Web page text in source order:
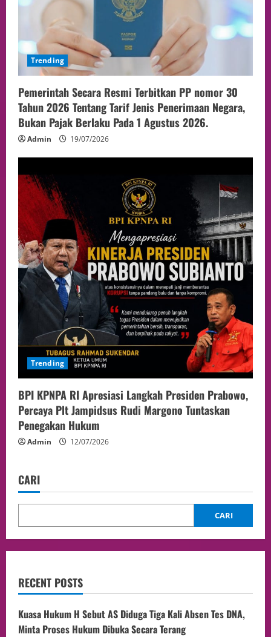
Trending
Pemerintah Secara Resmi Terbitkan PP nomor 30
Tahun 2026 Tentang Tarif Jenis Penerimaan Negara,
Bukan Pajak Berlaku Pada 1 Agustus 2026.
Admin 19/07/2026
Trending
BPI KPNPA RI Apresiasi Langkah Presiden Prabowo,
Percaya Plt Jampidsus Rudi Margono Tuntaskan
Penegakan Hukum
Admin 12/07/2026
CARI
CARI
RECENT POSTS
Kuasa Hukum H Sebut AS Diduga Tiga Kali Absen Tes DNA,
Minta Proses Hukum Dibuka Secara Terang